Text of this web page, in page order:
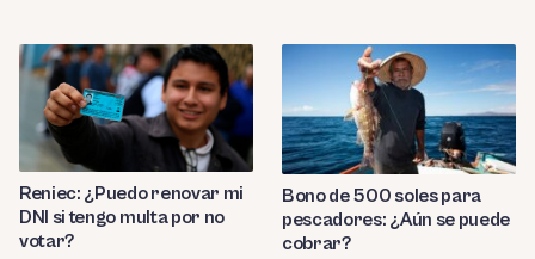
Reniec: ¿Puedo renovar mi
DNI si tengo multa por no
votar?
Bono de 500 soles para
pescadores: ¿Aún se puede
cobrar?